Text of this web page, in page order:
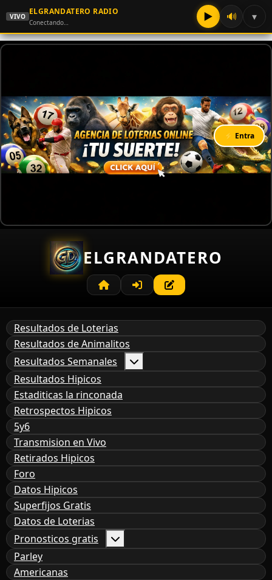
VIVO
ELGRANDATERO RADIO
Conectando… ▶ 🔊 ▾
⚡ Entra
ELGRANDATERO
Resultados de Loterias
Resultados de Animalitos
Resultados Semanales
Resultados Hipicos
Estaditicas la rinconada
Retrospectos Hipicos
5y6
Transmision en Vivo
Retirados Hipicos
Foro
Datos Hipicos
Superfijos Gratis
Datos de Loterias
Pronosticos gratis
Parley
Americanas